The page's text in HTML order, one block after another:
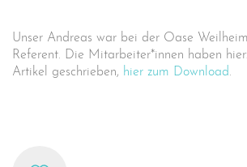
Unser Andreas war bei der Oase
Referent. Die Mitarbeiter*innen haben
Artikel geschrieben, hier zum Download.